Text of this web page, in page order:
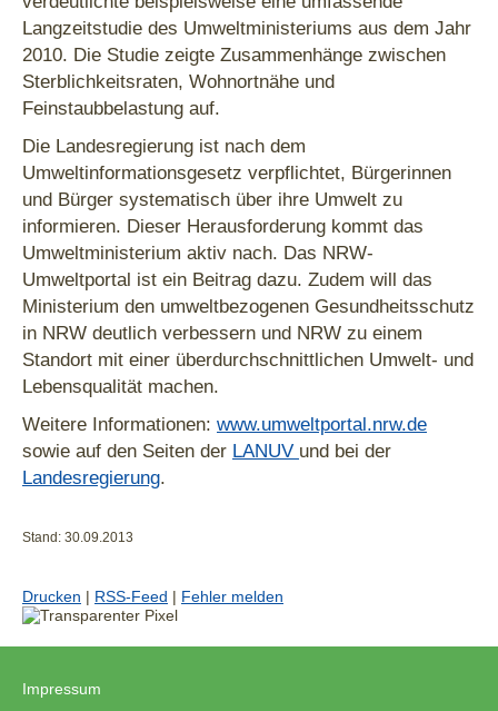
Langzeitstudie des Umweltministeriums aus dem Jahr
2010. Die Studie zeigte Zusammenhänge zwischen
Sterblichkeitsraten, Wohnortnähe und
Feinstaubbelastung auf.
Die Landesregierung ist nach dem
Umweltinformationsgesetz verpflichtet, Bürgerinnen
und Bürger systematisch über ihre Umwelt zu
informieren. Dieser Herausforderung kommt das
Umweltministerium aktiv nach. Das NRW-
Umweltportal ist ein Beitrag dazu. Zudem will das
Ministerium den umweltbezogenen Gesundheitsschutz
in NRW deutlich verbessern und NRW zu einem
Standort mit einer überdurchschnittlichen Umwelt- und
Lebensqualität machen.
Weitere Informationen: www.umweltportal.nrw.de
sowie auf den Seiten der LANUV und bei der
Landesregierung.
Stand: 30.09.2013
Drucken | RSS-Feed | Fehler melden
Impressum